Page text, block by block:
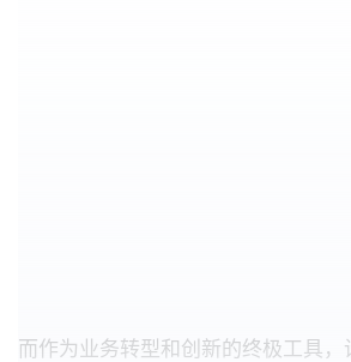
而作为业务转型和创新的终极工具，